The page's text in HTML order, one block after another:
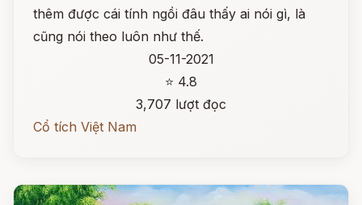
thêm được cái tính ngồi đâu thấy ai nói gì, là
cũng nói theo luôn như thế.
05-11-2021
⭐ 4.8
3,707 lượt đọc
Cổ tích Việt Nam